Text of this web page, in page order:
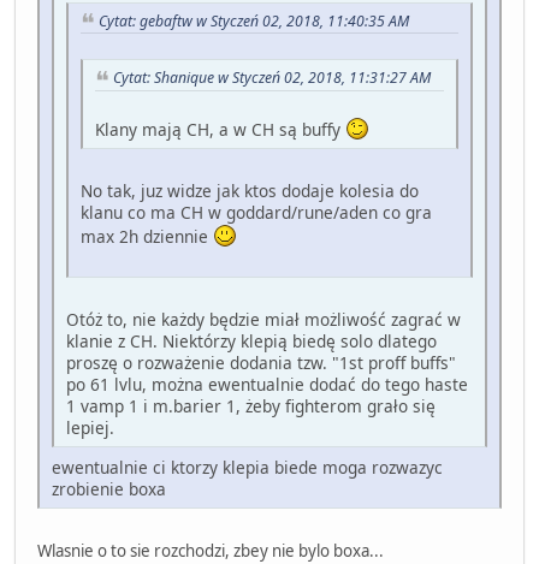
Cytat: gebaftw w Styczeń 02, 2018, 11:40:35 AM
Cytat: Shanique w Styczeń 02, 2018, 11:31:27 AM
Klany mają CH, a w CH są buffy
No tak, juz widze jak ktos dodaje kolesia do
klanu co ma CH w goddard/rune/aden co gra
max 2h dziennie
Otóż to, nie każdy będzie miał możliwość zagrać w
klanie z CH. Niektórzy klepią biedę solo dlatego
proszę o rozważenie dodania tzw. "1st proff buffs"
po 61 lvlu, można ewentualnie dodać do tego haste
1 vamp 1 i m.barier 1, żeby fighterom grało się
lepiej.
ewentualnie ci ktorzy klepia biede moga rozwazyc
zrobienie boxa
Wlasnie o to sie rozchodzi, zbey nie bylo boxa...